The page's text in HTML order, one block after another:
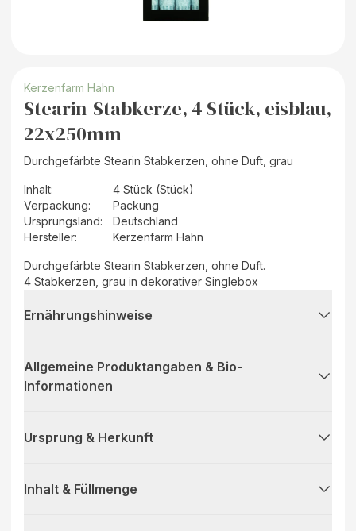
Kerzenfarm Hahn
Stearin-Stabkerze, 4 Stück, eisblau,
22x250mm
Durchgefärbte Stearin Stabkerzen, ohne Duft, grau
Inhalt:
4 Stück (Stück)
Verpackung:
Packung
Ursprungsland:
Deutschland
Hersteller: Kerzenfarm Hahn
Durchgefärbte Stearin Stabkerzen, ohne Duft.
4 Stabkerzen, grau in dekorativer Singlebox
Ernährungshinweise
Allgemeine Produktangaben & Bio-
Informationen
Ursprung & Herkunft
Inhalt & Füllmenge